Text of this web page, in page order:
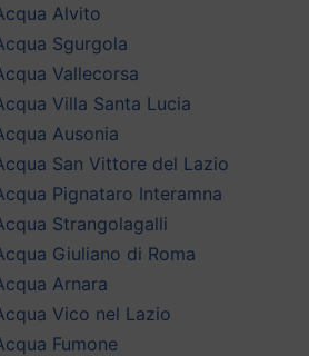
Alvito
Sgurgola
Vallecorsa
Villa Santa Lucia
Ausonia
San Vittore del Lazio
Pignataro Interamna
Strangolagalli
Giuliano di Roma
Arnara
Vico nel Lazio
Fumone